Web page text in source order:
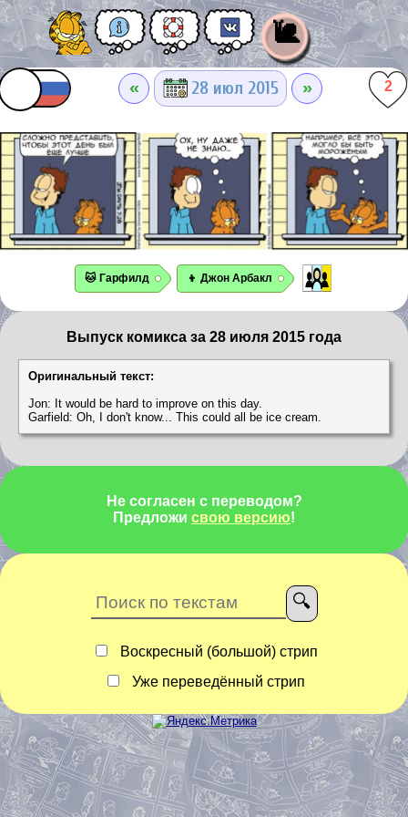
🐌
« 28 июл 2015 » 2
🐱 Гарфилд 👦 Джон Арбакл
Выпуск комикса за 28 июля 2015 года
Оригинальный текст:
Jon: It would be hard to improve on this day.
Garfield: Oh, I don't know... This could all be ice cream.
Не согласен с переводом?
Предложи свою версию!
Воскресный (большой) стрип
Уже переведённый стрип